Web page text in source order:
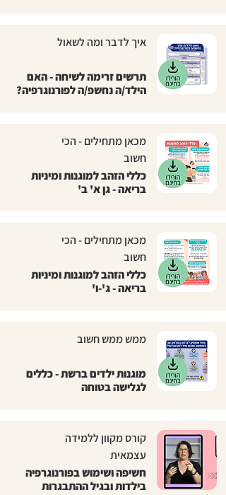
איך לדבר ומה לשאול
תרשים זרימה לשיחה - האם
הילד/ה נחשפ/ה לפורנוגרפיה?
מכאן מתחילים - הכי
חשוב
כללי הזהב למוגנות ומיניות
בריאה - גן א' ב'
מכאן מתחילים - הכי
חשוב
כללי הזהב למוגנות ומיניות
בריאה - ג'-ו'
ממש ממש חשוב
מוגנות ילדים ברשת - כללים
לגלישה בטוחה
קורס מקוון ללמידה
עצמאית
חשיפה ושימוש בפורנוגרפיה
בילדות ובגיל ההתבגרות